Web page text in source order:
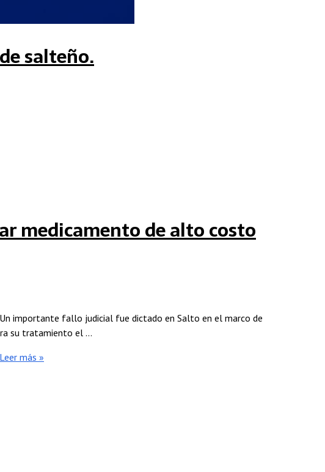
salteño.
medicamento de alto costo
importante fallo judicial fue dictado en Salto en el marco de
su tratamiento el …
Leer más »